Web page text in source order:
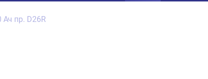
Ач пр. D26R